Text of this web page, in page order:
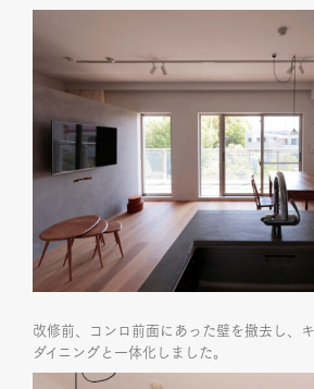
改修前、コンロ前面にあった壁を撤去し、
ダイニングと一体化しました。